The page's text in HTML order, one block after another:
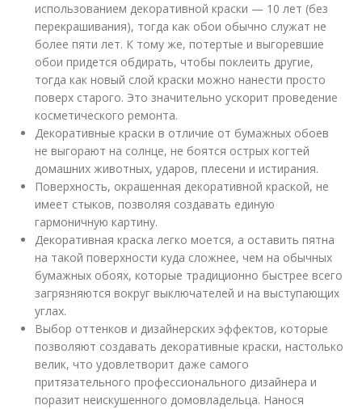
использованием декоративной краски — 10 лет (без
перекрашивания), тогда как обои обычно служат не
более пяти лет. К тому же, потертые и выгоревшие
обои придется обдирать, чтобы поклеить другие,
тогда как новый слой краски можно нанести просто
поверх старого. Это значительно ускорит проведение
косметического ремонта.
Декоративные краски в отличие от бумажных обоев
не выгорают на солнце, не боятся острых когтей
домашних животных, ударов, плесени и истирания.
Поверхность, окрашенная декоративной краской, не
имеет стыков, позволяя создавать единую
гармоничную картину.
Декоративная краска легко моется, а оставить пятна
на такой поверхности куда сложнее, чем на обычных
бумажных обоях, которые традиционно быстрее всего
загрязняются вокруг выключателей и на выступающих
углах.
Выбор оттенков и дизайнерских эффектов, которые
позволяют создавать декоративные краски, настолько
велик, что удовлетворит даже самого
притязательного профессионального дизайнера и
поразит неискушенного домовладельца. Нанося